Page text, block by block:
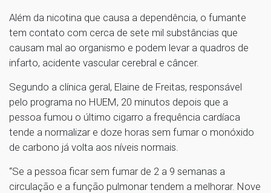
Além da nicotina que causa a dependência, o fumante
tem contato com cerca de sete mil substâncias que
causam mal ao organismo e podem levar a quadros de
infarto, acidente vascular cerebral e câncer.
Segundo a clínica geral, Elaine de Freitas, responsável
pelo programa no HUEM, 20 minutos depois que a
pessoa fumou o último cigarro a frequência cardíaca
tende a normalizar e doze horas sem fumar o monóxido
de carbono já volta aos níveis normais.
“Se a pessoa ficar sem fumar de 2 a 9 semanas a
circulação e a função pulmonar tendem a melhorar. Nove